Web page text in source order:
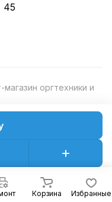
Корзина Избранные
45
оргтехники и